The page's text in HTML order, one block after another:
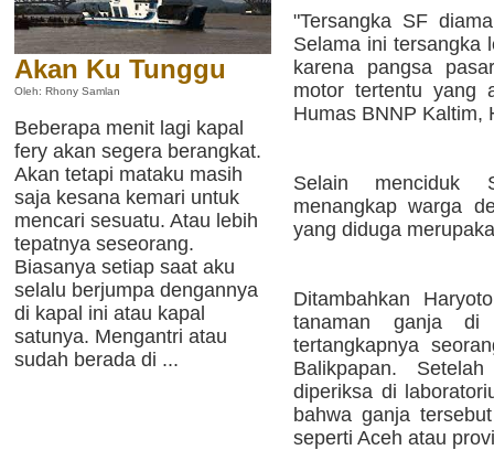
Akan Ku Tunggu
Oleh: Rhony Samlan
Beberapa menit lagi kapal
fery akan segera berangkat.
Akan tetapi mataku masih
saja kesana kemari untuk
mencari sesuatu. Atau lebih
tepatnya seseorang.
Biasanya setiap saat aku
selalu berjumpa dengannya
di kapal ini atau kapal
satunya. Mengantri atau
sudah berada di ...
"Tersangka SF
Selama ini tersangka
karena pangsa
motor tertentu yang
Humas BNNP Kaltim,
Selain menciduk
menangkap warga
yang diduga
Ditambahkan
tanaman ganja
tertangkapnya
Balikpapan.
diperiksa di
bahwa ganja
seperti Aceh atau